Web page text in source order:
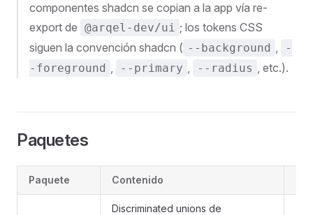
componentes shadcn se copian a la app vía re-
export de @arqel-dev/ui ; los tokens CSS
siguen la convención shadcn ( --background ,
-
-foreground , --primary , --radius , etc.).
Paquetes
Paquete Contenido
Discriminated unions de